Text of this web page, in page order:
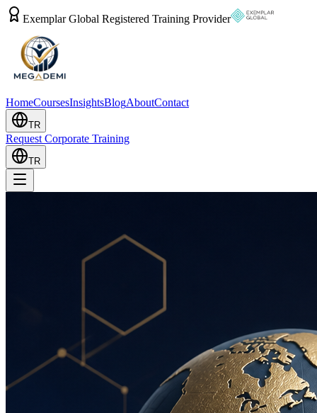
Exemplar Global Registered Training Provider
HomeCoursesInsightsBlogAboutContact
TR
Request Corporate Training
TR